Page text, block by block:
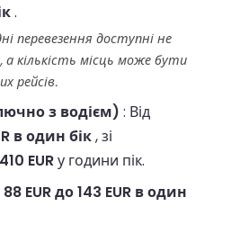
.
перевезення доступні не
кількість місць може бути
рейсів.
з водієм) : Від
в один бік, зі
410 EURу години пік.
88 EUR до 143 EUR в один